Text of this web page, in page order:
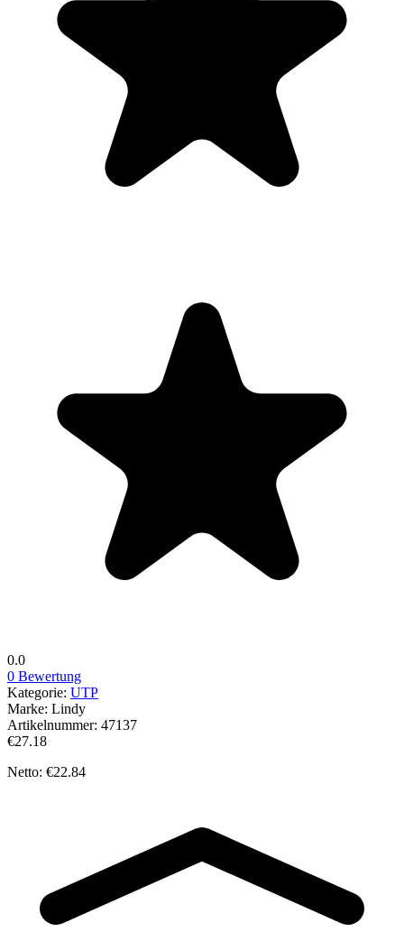
0.0
0 Bewertung
Kategorie: UTP
Marke: Lindy
Artikelnummer: 47137
€27.18
Netto: €22.84